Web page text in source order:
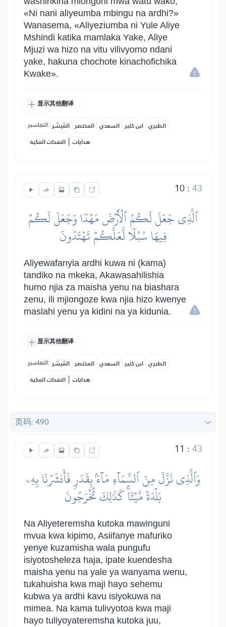
«Ni nani aliyeumba mbingu na ardhi?»
Wanasema, «Aliyeziumba ni Yule Aliye
Mshindi katika mamlaka Yake, Aliye
Mjuzi wa hizo na vitu vilivyomo ndani
yake, hakuna chochote kinachofichika
Kwake».
显示其他翻译
التفاسير: المُيسَّر المختصر السعدي ابن كثير الطبري
النفحات المكية | هدايات
10:43
ٱلَّذِي جَعَلَ لَكُمُ ٱلۡأَرۡضَ مَهۡدٗا وَجَعَلَ لَكُمۡ
فِيهَا سُبُلٗا لَّعَلَّكُمۡ تَهۡتَدُونَ
Aliyewafanyia ardhi kuwa ni (kama)
tandiko na mkeka, Akawasahilishia
humo njia za maisha yenu na biashara
zenu, ili mjiongoze kwa njia hizo kwenye
maslahi yenu ya kidini na ya kidunia.
显示其他翻译
التفاسير: المُيسَّر المختصر السعدي ابن كثير الطبري
النفحات المكية | هدايات
页码: 490
11 :43
وَٱلَّذِي نَزَّلَ مِنَ ٱلسَّمَآءِ مَآءَۢ بِقَدَرٖ فَأَنشَرۡنَا بِهِۦ
بَلۡدَةٗ مَّيۡتٗاۚ كَذَٰلِكَ تُخۡرَجُونَ
Na Aliyeteremsha kutoka mawinguni
mvua kwa kipimo, Asiifanye mafuriko
yenye kuzamisha wala pungufu
isiyotosheleza haja, ipate kuendesha
maisha yenu na yale ya wanyama wenu,
tukahuisha kwa maji hayo sehemu
kubwa ya ardhi kavu isiyokuwa na
mimea. Na kama tulivyotoa kwa maji
hayo tuliyoyateremsha kutoka juu,